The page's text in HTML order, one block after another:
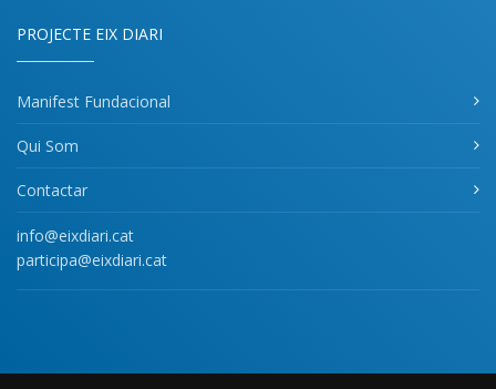
PROJECTE EIX DIARI
Manifest Fundacional
Qui Som
Contactar
info@eixdiari.cat
participa@eixdiari.cat